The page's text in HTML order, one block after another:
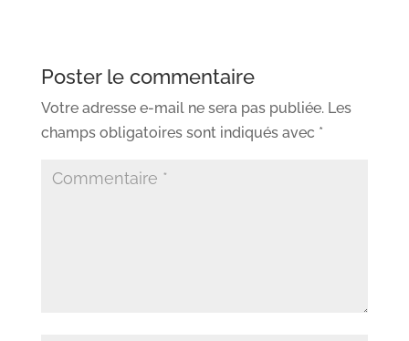
Poster le commentaire
Votre adresse e-mail ne sera pas publiée. Les
champs obligatoires sont indiqués avec *